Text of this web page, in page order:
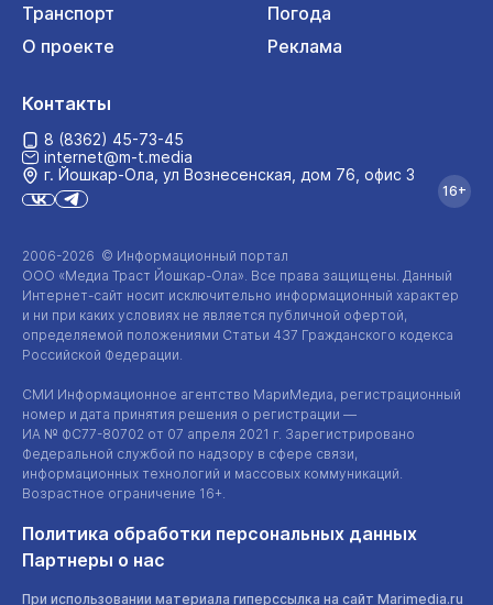
Транспорт
Погода
О проекте
Реклама
2006-2026 © Информационный портал
ООО «Медиа Траст Йошкар-Ола». Все права защищены. Данный
Интернет-сайт носит исключительно информационный характер
и ни при каких условиях не является публичной офертой,
определяемой положениями Статьи 437 Гражданского кодекса
Российской Федерации.
СМИ Информационное агентство МариМедиа, регистрационный
номер и дата принятия решения о регистрации —
ИА № ФС77-80702 от 07 апреля 2021 г. Зарегистрировано
Федеральной службой по надзору в сфере связи,
информационных технологий и массовых коммуникаций.
Возрастное ограничение 16+.
Политика обработки персональных данных
Партнеры о нас
При использовании материала гиперссылка на сайт Marimedia.ru
Контакты
8 (8362) 45-73-45
internet@m-t.media
г. Йошкар‑Ола, ул Вознесенская, дом 76, офис 3
16+